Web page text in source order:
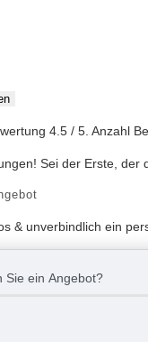
4.5 / 5. Anzahl
Sei der Erste, der
& unverbindlich ein
Sie ein Angebot?